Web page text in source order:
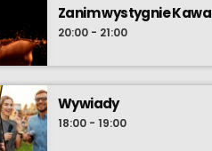
Zanim wystygnie Kawa
20:00 - 21:00
Wywiady
18:00 - 19:00